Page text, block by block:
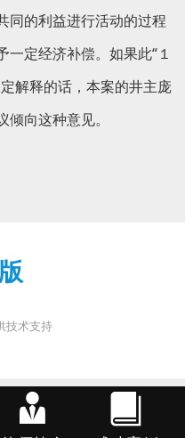
同的利益进行活动的过程
定经济补偿。如果此“１
解释的话，本案的井主庞
向这种意见。
技术支持